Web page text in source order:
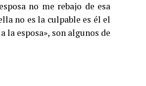
no me rebajo de esa
no es la culpable es él el
la esposa», son algunos de